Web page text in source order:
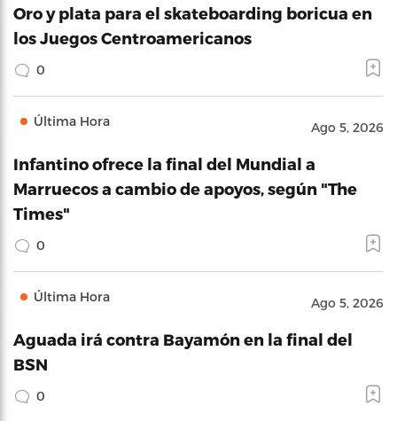
Oro y plata para el skateboarding boricua en
los Juegos Centroamericanos
0
Última Hora Ago 5, 2026
Infantino ofrece la final del Mundial a
Marruecos a cambio de apoyos, según "The
Times"
0
Última Hora Ago 5, 2026
Aguada irá contra Bayamón en la final del
BSN
0